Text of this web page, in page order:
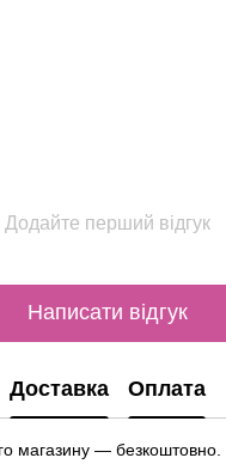
Додайте перший відгук
Написати відгук
Доставка Оплата
магазину — безкоштовно.